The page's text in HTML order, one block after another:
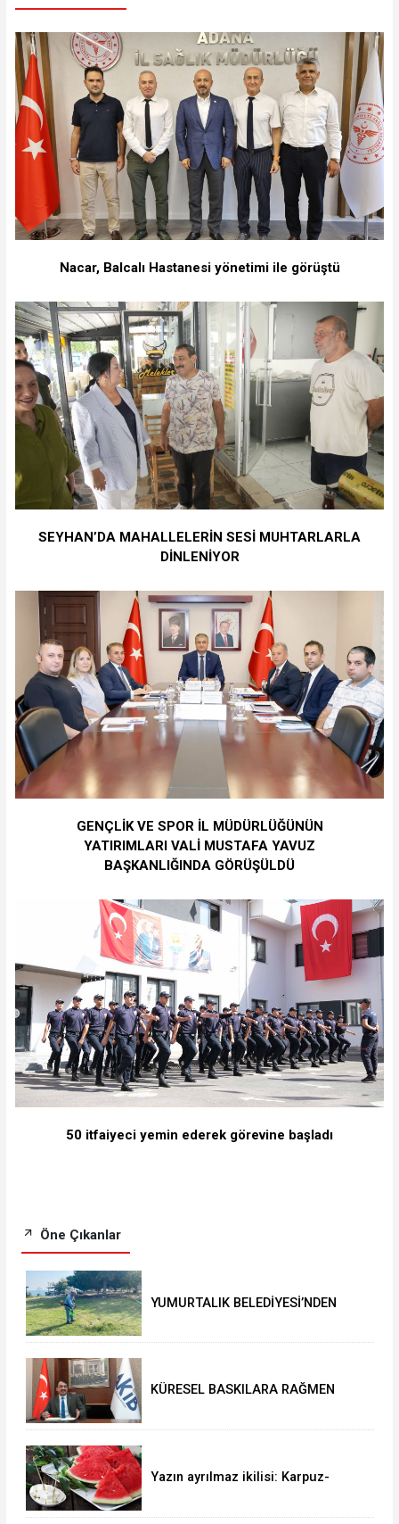
Nacar, Balcalı Hastanesi yönetimi ile görüştü
SEYHAN’DA MAHALLELERİN SESİ MUHTARLARLA
DİNLENİYOR
GENÇLİK VE SPOR İL MÜDÜRLÜĞÜNÜN
YATIRIMLARI VALİ MUSTAFA YAVUZ
BAŞKANLIĞINDA GÖRÜŞÜLDÜ
50 itfaiyeci yemin ederek görevine başladı
Öne Çıkanlar
YUMURTALIK BELEDİYESİ’NDEN
KÜRESEL BASKILARA RAĞMEN
Yazın ayrılmaz ikilisi: Karpuz-